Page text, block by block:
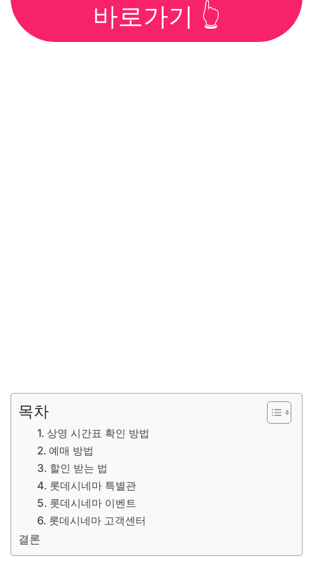
바로가기 👆
목차
1. 상영 시간표 확인 방법
2. 예매 방법
3. 할인 받는 법
4. 롯데시네마 특별관
5. 롯데시네마 이벤트
6. 롯데시네마 고객센터
결론